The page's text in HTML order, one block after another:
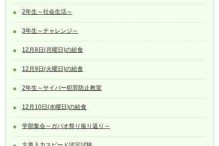
2年生～社会生活～
3年生～チャレンジ～
12月8日(月曜日)の給食
12月9日(火曜日)の給食
2年生～サイバー犯罪防止教室
12月10日(水曜日)の給食
学部集会～ガパオ祭り振り返り～